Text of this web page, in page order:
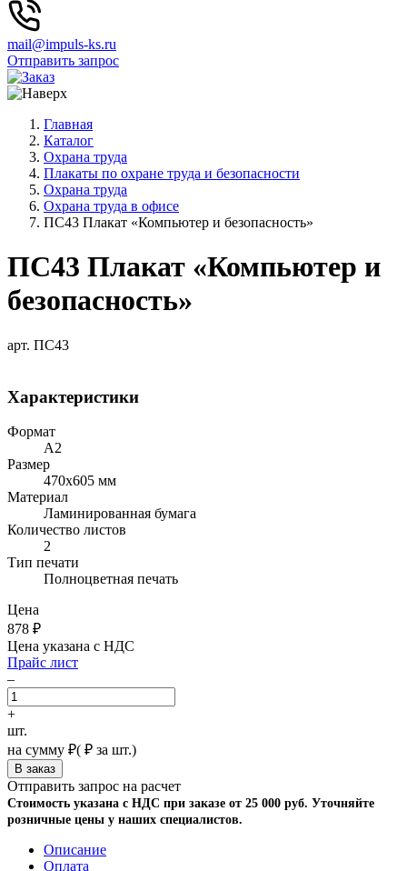
mail@impuls-ks.ru
Отправить запрос
Главная
Каталог
Охрана труда
Плакаты по охране труда и безопасности
Охрана труда
Охрана труда в офисе
ПС43 Плакат «Компьютер и безопасность»
ПС43 Плакат «Компьютер и
безопасность»
арт. ПС43
Характеристики
Формат
A2
Размер
470х605 мм
Материал
Ламинированная бумага
Количество листов
2
Тип печати
Полноцветная печать
Цена
878 ₽
Цена указана с НДС
Прайс лист
–
+
шт.
на сумму ₽( ₽ за шт.)
Отправить запрос на расчет
Стоимость указана с НДС при заказе от 25 000 руб. Уточняйте
розничные цены у наших специалистов.
Описание
Оплата